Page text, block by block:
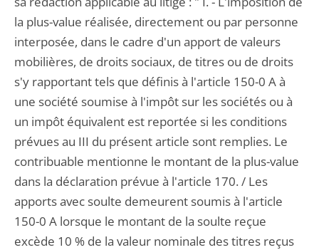
la plus-value réalisée, directement ou par personne
interposée, dans le cadre d'un apport de valeurs
mobilières, de droits sociaux, de titres ou de droits
s'y rapportant tels que définis à l'article 150-0 A à
une société soumise à l'impôt sur les sociétés ou à
un impôt équivalent est reportée si les conditions
prévues au III du présent article sont remplies. Le
contribuable mentionne le montant de la plus-value
dans la déclaration prévue à l'article 170. / Les
apports avec soulte demeurent soumis à l'article
150-0 A lorsque le montant de la soulte reçue
excède 10 % de la valeur nominale des titres reçus